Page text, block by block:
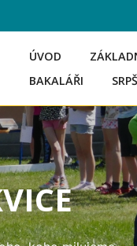
ÚVOD
BAKALÁŘI
SRPŠ